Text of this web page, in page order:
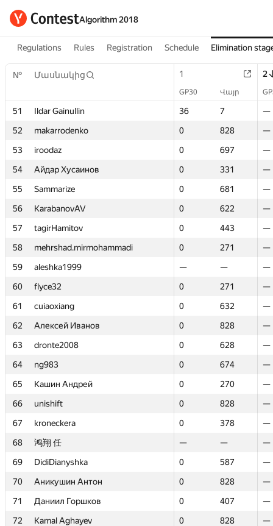
Algorithm 2018
Regulations Rules Registration Schedule Elimination
№ Մասնակից 1 2
GP30 Վայր
51 Ildar Gainullin 36 7
—
52
makarrodenko 0 828
—
53
iroodaz 0 697
—
54
Айдар Хусаинов 0 331
—
55
Sammarize 0 681
—
56
KarabanovAV 0 622
—
57
tagirHamitov 0 443
—
58
mehrshad.mirmohammadi 0 271
—
59
aleshka1999 — —
—
60
flyce32 0 271
—
61
cuiaoxiang 0 632
—
62
Алексей Иванов 0 828
—
63
dronte2008 0 628
—
64
ng983 0 674
—
65
Кашин Андрей 0 270
—
66
unishift 0 828
—
67
kroneckera 0 378
—
68
鸿翔 任 — —
—
69
DidiDianyshka 0 587
—
70
Аникушин Антон 0 828
—
71
Даниил Горшков 0 407
—
72
Kamal Aghayev 0 828
—
№ Մասնակից 1 2
GP30 Վայր
51 Ildar Gainullin 36 7
—
52
makarrodenko 0 828
—
53
iroodaz 0 697
—
54
Айдар Хусаинов 0 331
—
55
Sammarize 0 681
—
56
KarabanovAV 0 622
—
57
tagirHamitov 0 443
—
58
mehrshad.mirmohammadi 0 271
—
59
aleshka1999 — —
—
60
flyce32 0 271
—
61
cuiaoxiang 0 632
—
62
Алексей Иванов 0 828
—
63
dronte2008 0 628
—
64
ng983 0 674
—
65
Кашин Андрей 0 270
—
66
unishift 0 828
—
67
kroneckera 0 378
—
68
鸿翔 任 — —
—
69
DidiDianyshka 0 587
—
70
Аникушин Антон 0 828
—
71
Даниил Горшков 0 407
—
72
Kamal Aghayev 0 828
—